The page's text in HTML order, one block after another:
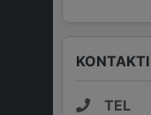
KONTAKTI
TEL